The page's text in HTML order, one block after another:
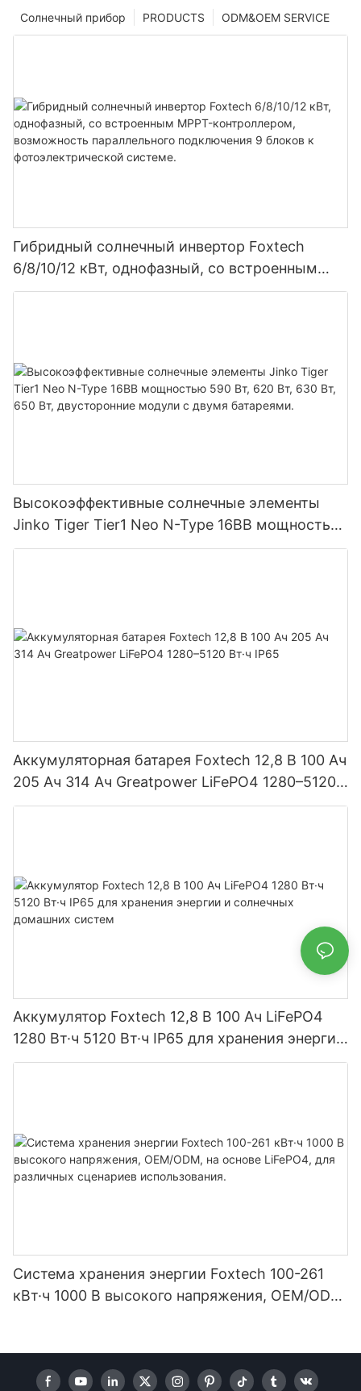
ODM&OEM SERVICE
PRODUCTS
Солнечный прибор
Гибридный солнечный инвертор Foxtech
6/8/10/12 кВт, однофазный, со встроенным
MPPT-контроллером, возможность
Высокоэффективные солнечные элементы
Jinko Tiger Tier1 Neo N-Type 16BB мощностью
590 Вт, 620 Вт, 630 Вт, 650 Вт, двусторонние
Аккумуляторная батарея Foxtech 12,8 В 100 Ач
205 Ач 314 Ач Greatpower LiFePO4 1280–5120
Вт·ч IP65
Аккумулятор Foxtech 12,8 В 100 Ач LiFePO4
1280 Вт·ч 5120 Вт·ч IP65 для хранения энергии
и солнечных домашних систем
Система хранения энергии Foxtech 100-261
кВт·ч 1000 В высокого напряжения, OEM/ODM,